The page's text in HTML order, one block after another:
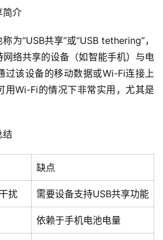
简介
为“USB共享”或“USB tethering”，
络共享的设备（如智能手机）与电
过该设备的移动数据或Wi-Fi连接上
用Wi-Fi的情况下非常实用，尤其是
结
缺点
扰 需要设备支持USB共享功能
依赖于手机电池电量